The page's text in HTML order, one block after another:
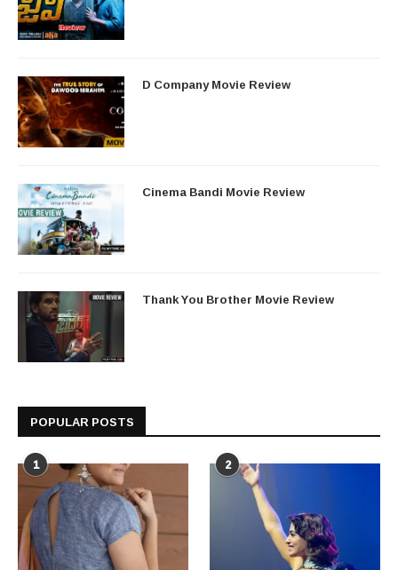
D Company Movie Review
Cinema Bandi Movie Review
Thank You Brother Movie Review
POPULAR POSTS
1 2